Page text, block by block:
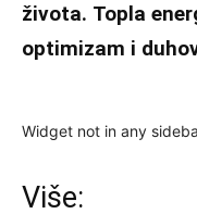
života. Topla
optimizam i
Widget not in any
Više: